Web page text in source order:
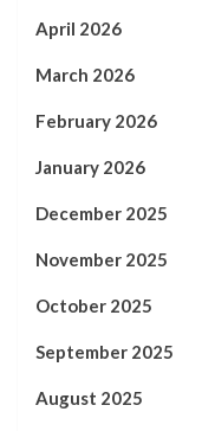
April 2026
March 2026
February 2026
January 2026
December 2025
November 2025
October 2025
September 2025
August 2025